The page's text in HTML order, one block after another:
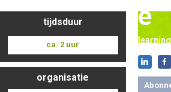
Nascholingen online (elearning)
Nascholingen op aanvraag (in-company)
tijdsduur
ca. 2 uur
organisatie
e
learning